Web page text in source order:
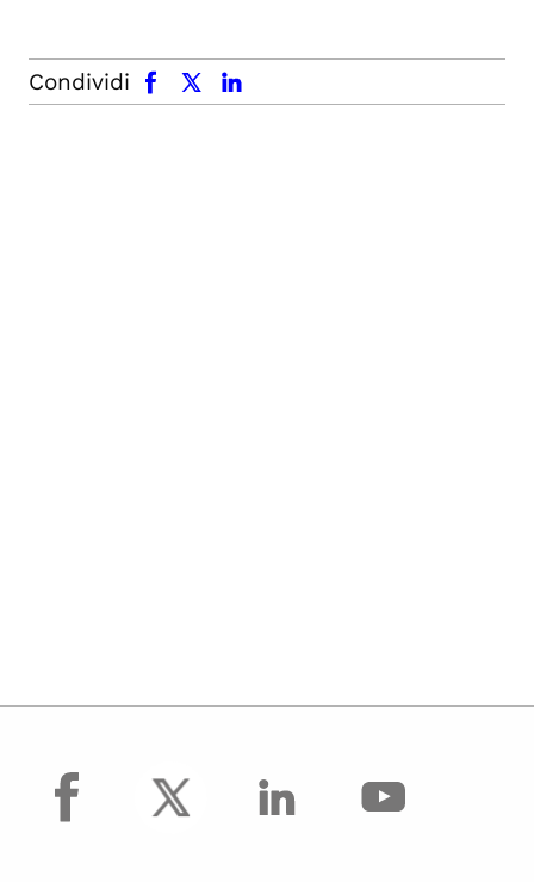
Condividi
facebook x.com linkedin
facebook